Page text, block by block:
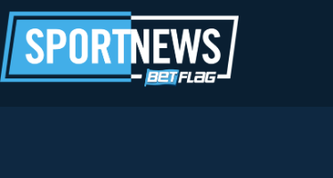
al
contenuto